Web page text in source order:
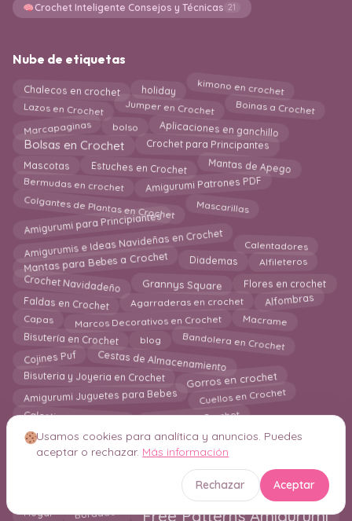
Crochet Inteligente Consejos y Técnicas 21
Nube de etiquetas
Chalecos en crochet holiday kimono en crochet
Lazos en Crochet Jumper en Crochet Boinas a Crochet
Marcapaginas bolso Aplicaciones en ganchillo
Bolsas en Crochet Crochet para Principantes
Mascotas Estuches en Crochet Mantas de Apego
Bermudas en crochet Amigurumi Patrones PDF
Colgantes de Plantas en Crochet Mascarillas
Amigurumi para Principiantes
Amigurumis e Ideas Navideñas en Crochet Calentadores
Mantas para Bebes a Crochet Diademas Alfileteros
Crochet Navidadeño Grannys Square Flores en crochet
Faldas en Crochet Agarraderas en crochet Alfombras
Capas Marcos Decorativos en Crochet Macrame
Bisutería en Crochet blog Bandolera en Crochet
Cojines Puf Cestas de Almacenamiento
Bisuteria y Joyeria en Crochet Gorros en crochet
Amigurumi Juguetes para Bebes Cuellos en Crochet
Calcetines en crochet Delantal en Crochet
Chal en Crochet Cazadora
Colgantes de Pared en Crochet Almohadas
Los Mejores 25 Patrones
Juegos de Baño Bolero
Hogar Bordados
Usamos cookies para analítica y anuncios. Puedes
aceptar o rechazar. Más información
Rechazar Aceptar